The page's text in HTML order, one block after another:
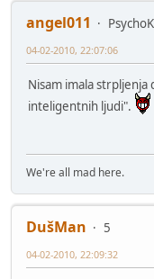
angel011
04-02-2010, 22:07:06
Nisam imala strpljenja
inteligentnih ljudi".
We're all mad here.
DušMan
5
04-02-2010, 22:09:32